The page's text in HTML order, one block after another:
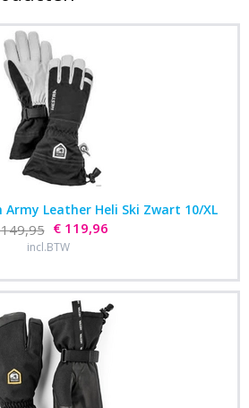
Army Leather Heli Ski Zwart 10/XL
€ 119,96
incl.BTW